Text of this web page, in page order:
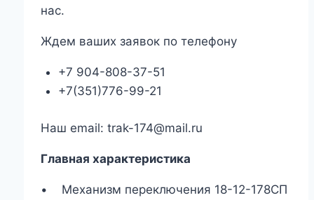
нас.
Ждем ваших заявок по телефону
+7 904-808-37-51
+7(351)776-99-21
Наш email: trak-174@mail.ru
Главная характеристика
• Механизм переключения 18-12-178СП